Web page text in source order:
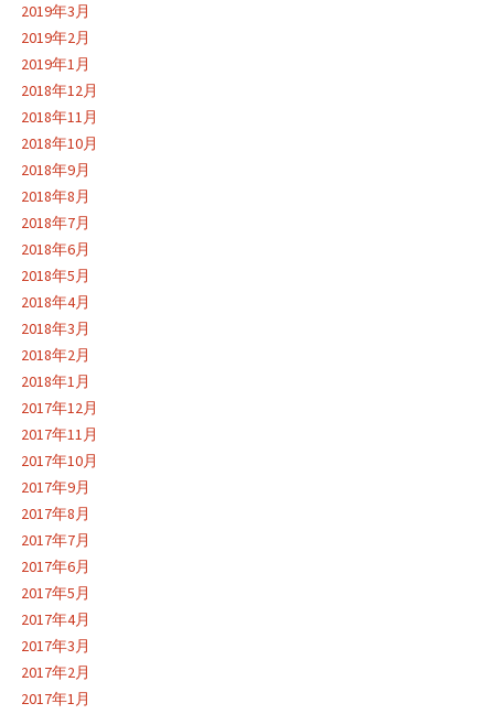
2019年3月
2019年2月
2019年1月
2018年12月
2018年11月
2018年10月
2018年9月
2018年8月
2018年7月
2018年6月
2018年5月
2018年4月
2018年3月
2018年2月
2018年1月
2017年12月
2017年11月
2017年10月
2017年9月
2017年8月
2017年7月
2017年6月
2017年5月
2017年4月
2017年3月
2017年2月
2017年1月